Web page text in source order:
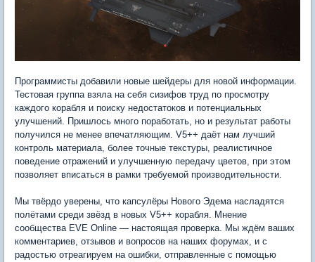
Программисты добавили новые шейдеры для новой информации.
Тестовая группа взяла на себя сизифов труд по просмотру
каждого корабля и поиску недостатоков и потенциальных
улучшений. Пришлось много поработать, но и результат работы
получился не менее впечатляющим. V5++ даёт нам лучший
контроль материала, более точные текстуры, реалистичное
поведение отражений и улучшенную передачу цветов, при этом
позволяет вписаться в рамки требуемой производительности.
Мы твёрдо уверены, что капсулёры Нового Эдема насладятся
полётами среди звёзд в новых V5++ корабля. Мнение
сообщества EVE Online — настоящая проверка. Мы ждём ваших
комментариев, отзывов и вопросов на наших форумах, и с
радостью отреагируем на ошибки, отправленные с помощью